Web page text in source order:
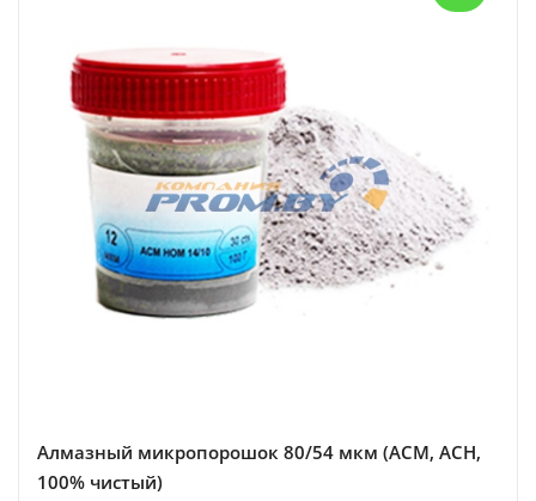
Алмазный микропорошок 80/54 мкм (АСМ, АСН,
100% чистый)